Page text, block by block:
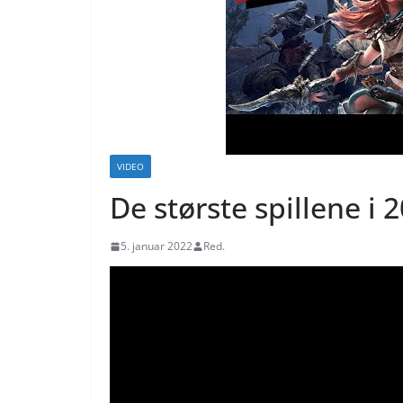
VIDEO
De største spillene i
5. januar 2022 Red.